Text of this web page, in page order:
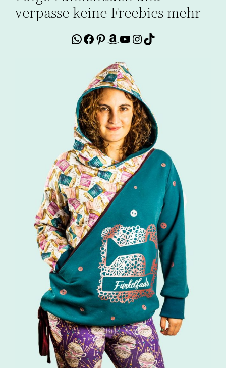
verpasse keine Freebies mehr
WhatsApp
Facebook
Pinterest
Amazon
YouTube
Instagram
TikTok